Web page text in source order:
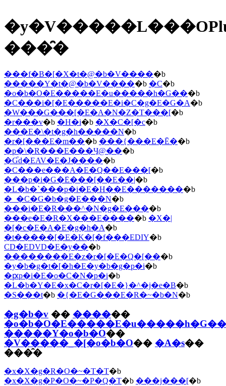
���̑�
���f�B�[�X�t�@�b�V�����b
�����Y�t�@�b�V�����b �C�b
�o�b�O�E�����E�u�����h�G���b
�C���i�[�E�����E�i�C�g�E�G�A�b
�W���G���[�E�A�N�Z�T���[�b
�r���v�b �H�i�b �X�C�[�c�b
���E�\�t�g�h�����N�b
�r�[���E�m���b ���{���E�Ē��b
�p�\�R���E���Ӌ@���b
�Ɠd�EAV�E�J�����b
�C���e���A�E�Q��E���[�b
���p�i�G�݁E���[��E��|�b
�L�b�`���p�i�E�H��E��������b
�_�C�G�b�g�E���N�b
���i�E�R���^�N�g�E����b
���e�E�R�X���E�����b �X�|
�[�c�E�A�E�g�h�A�b
�t�����[�E�K�[�f���EDIY�b
CD�EDVD�E�y���b
��������E�z�r�[�E�Q�[���b
�y�b�g�t�[�h�E�y�b�g�p�i�b
�ԗp�i�E�o�C�N�p�i�b
�L�b�Y�E�x�C�r�[�E�}�^�j�e�B�b
�S���t�b �{�E�G���E�R�~�b�N�b
�g�b�v �� ������
�o�b�O�E�����E�u�����h�G��
�����Y�o�b�O��
�V�����_�[�o�b�O�� �A�s��
���̑�
�x�X�g�R�O�~�T�T�b
�x�X�g�P�O�~�P�Q�T�b ���j���[�b